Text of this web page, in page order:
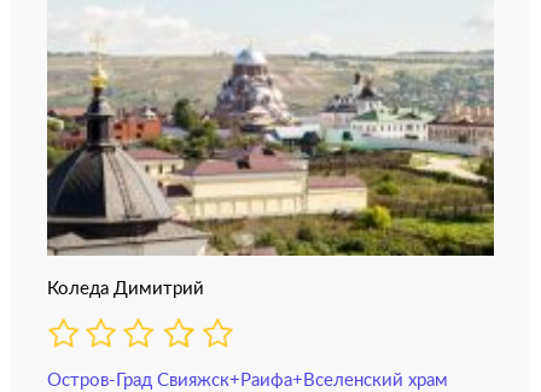
Коледа Димитрий
Остров-Град Свияжск+Раифа+Вселенский храм